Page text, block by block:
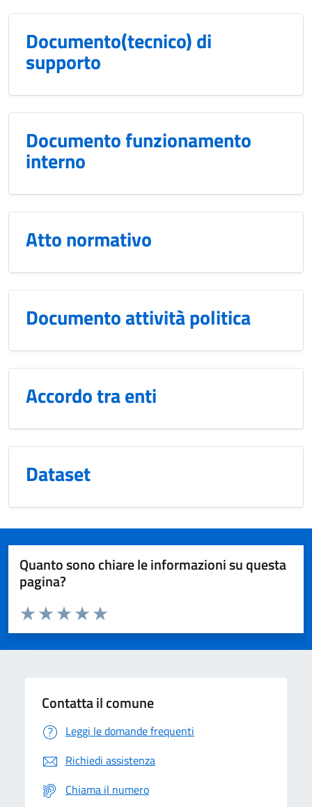
Documento(tecnico) di
supporto
Documento funzionamento
interno
Atto normativo
Documento attività politica
Accordo tra enti
Dataset
Quanto sono chiare le informazioni su questa
pagina?
Domanda
Valuta da 1 a 5 stelle la pagina
Valuta 5 stelle su 5
Valuta 4 stelle su 5
Valuta 3 stelle su 5
Valuta 2 stelle su 5
Valuta 1 stelle su 5
Contatta il comune
Leggi le domande frequenti
Richiedi assistenza
Chiama il numero